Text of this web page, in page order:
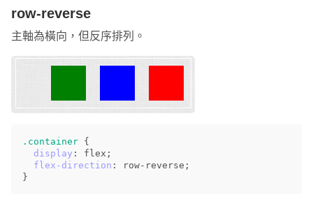
row-reverse
主軸為橫向，但反序排列。
.container {
display : flex ;
flex-direction : row-reverse ;
}